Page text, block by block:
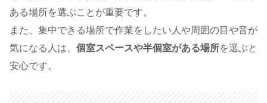
ある場所を選ぶことが重要です。
また、集中できる場所で作業をしたい人や周囲の目や音が
気になる人は、 個室スペースや半個室がある場所を選ぶと
安心です。